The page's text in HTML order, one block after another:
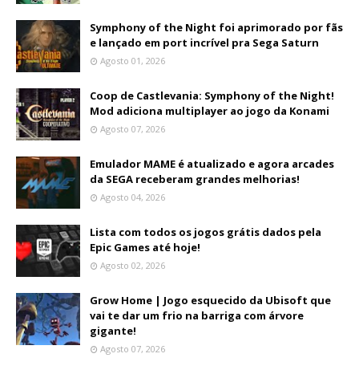
Symphony of the Night foi aprimorado por fãs
e lançado em port incrível pra Sega Saturn
Agosto 01, 2026
Coop de Castlevania: Symphony of the Night!
Mod adiciona multiplayer ao jogo da Konami
Agosto 07, 2026
Emulador MAME é atualizado e agora arcades
da SEGA receberam grandes melhorias!
Agosto 04, 2026
Lista com todos os jogos grátis dados pela
Epic Games até hoje!
Agosto 02, 2026
Grow Home | Jogo esquecido da Ubisoft que
vai te dar um frio na barriga com árvore
gigante!
Agosto 07, 2026